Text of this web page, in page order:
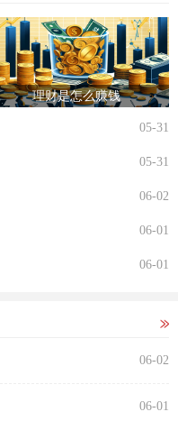
理财是怎么赚钱
05-31
05-31
06-02
06-01
06-01
06-02
06-01